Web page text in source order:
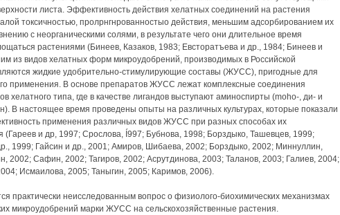
листа. Эффективность действия хелатных соединений на растения
токсичностью, пролрнгнрованностыо действия, меньшим адсорбированием их
с неорганическими солями, в результате чего они длительное время
растениями (Бинеев, Казаков, 1983; Евсторатъева и др., 1984; Бинеев и
из видов хелатных форм микроудобрений, производимых в Российской
жидкие удобрительно-стимулирующие составы (ЖУСС), пригодные для
применения. В основе препаратов ЖУСС лежат комплексные соединения
хелатного типа, где в качестве лигандов выступают аминоспирты (moho-, ди- и
В настоящее время проведены опыты на различных культурах, которые показали
применения различных видов ЖУСС при разных способах их
(Гареев и др, 1997; Срослова, Í997; Бубнова, 1998; Борздыко, Ташевцев, 1999;
1999; Гайсин и др., 2001; Амиров, Шибаева, 2002; Борздыко, 2002; Миннуллин,
2002; Сафин, 2002; Тагиров, 2002; Асрутдинова, 2003; Таланов, 2003; Галиев, 2004;
Исмаилова, 2005; Таныгин, 2005; Каримов, 2006).
практически неисследованным вопрос о физиолого-биохимических механизмах
микроудобрений марки ЖУСС на сельскохозяйственные растения.